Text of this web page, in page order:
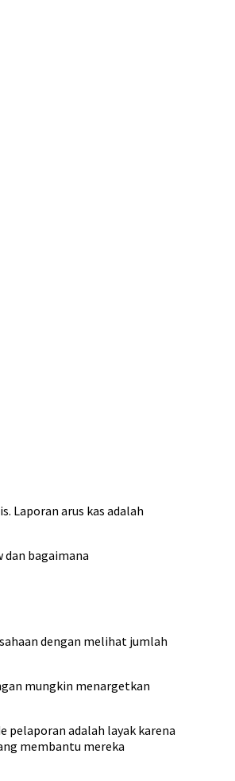
Laporan arus kas adalah
bagaimana
dengan melihat jumlah
mungkin menargetkan
pelaporan adalah layak karena
membantu mereka